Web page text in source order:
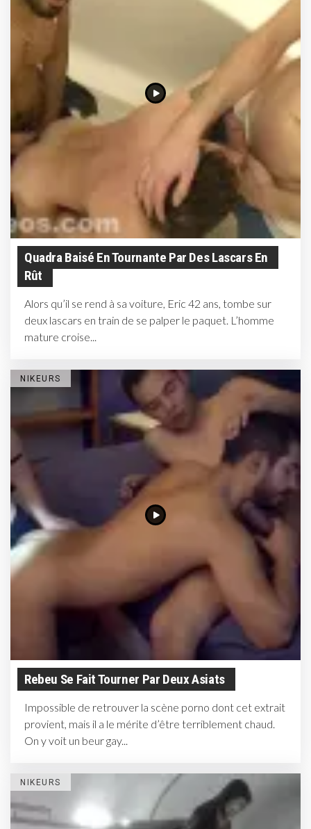
Quadra Baisé En Tournante Par Des Lascars En
Rût
Alors qu’il se rend à sa voiture, Eric 42 ans, tombe sur
deux lascars en train de se palper le paquet. L’homme
mature croise...
NIKEURS
Rebeu Se Fait Tourner Par Deux Asiats
Impossible de retrouver la scène porno dont cet extrait
provient, mais il a le mérite d’être terriblement chaud.
On y voit un beur gay...
NIKEURS